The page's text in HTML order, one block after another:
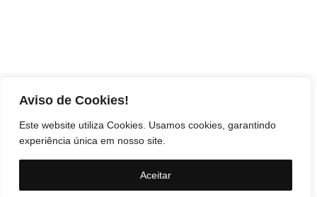
Aviso de Cookies!
Este website utiliza Cookies. Usamos cookies, garantindo
experiência única em nosso site.
Aceitar